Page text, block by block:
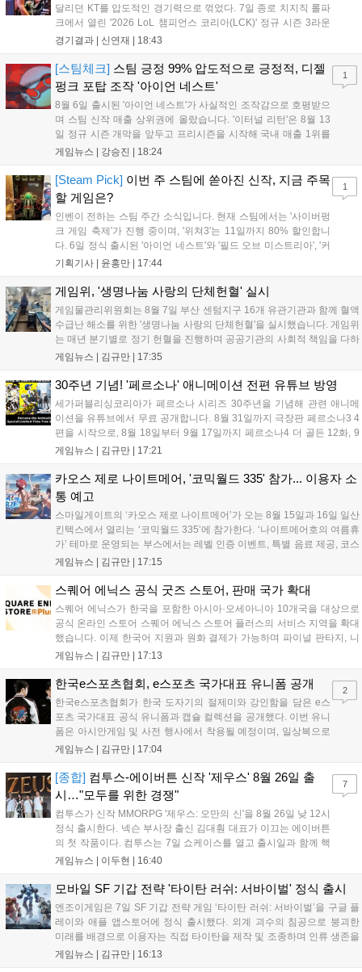
달리던 KT를 압도적인 경기력으로 꺾었다. 7일 종로 치지직 롤파
크에서 열린 '2026 LoL 챔피언스 코리아(LCK)' 정규 시즌 3라운
드 레전드 그룹, kt 롤스터와 젠지 e스포츠의 대결에서 젠지가 압
기억을 되찾기라도 한 듯 1,...
경기결과 | 신연재 | 18:43
[스팀체크] 스팀 긍정 99% 압도적으로 긍정적, 디젤
펑크 포탑 조작 '아이언 네스트'
8월 6일 출시된 '아이언 네스트'가 사실적인 조작감으로 호평받으
며 스팀 신작 매출 상위권에 올랐습니다. '이터널 리턴'은 8월 13
일 정규 시즌 개막을 앞두고 프리시즌을 시작해 국내 매출 1위를
기록했습니다. 25주년을 맞은 '고스트 리콘' 시리즈는 8월 6일 쇼
'마블 투혼: 파이팅 소울즈'와 레트로 수리 시뮬레이션 '리스토
리'도 스팀에 정식 출시되었습니다....
게임뉴스 | 강승진 | 18:24
1
[Steam Pick] 이번 주 스팀에 쏟아진 신작, 지금 주목
할 게임은?
인벤이 전하는 스팀 주간 소식입니다. 현재 스팀에서는 '사이버펑
크 게임 축제'가 진행 중이며, '위쳐3'는 11일까지 80% 할인합니
다. 6일 정식 출시된 '아이언 네스트'와 '필드 오브 미스트리아', '커
세어 코브'가 호평받고 있습니다. 한편, 7일 출시된 '마블 투혼'은
다. 유비소프트의 '고스트리콘: 와일드랜드'는 7년 만의 대규모 업
기획기사 | 윤홍만 | 17:44
1
게임위, '생명나눔 사랑의 단체헌혈' 실시
게임물관리위원회는 8월 7일 부산 센텀지구 16개 유관기관과 함께 혈액
수급난 해소를 위한 '생명나눔 사랑의 단체헌혈'을 실시했습니다. 게임위
는 매년 분기별로 정기 헌혈을 진행하며 공공기관의 사회적 책임을 다하
고 있으며, 이번 행사에는 영화진흥위원회 등 14개 기관 임직원이 동참
따뜻한 실천에 참여한 모든 임직원에게 감사의 뜻을 전하며 헌혈 문화
게임뉴스 | 김규만 | 17:35
30주년 기념! '페르소나' 애니메이션 전편 유튜브 방영
세가퍼블리싱코리아가 페르소나 시리즈 30주년을 기념해 관련 애니메
이션을 유튜브에서 무료 공개합니다. 8월 31일까지 극장판 페르소나3 4
편을 시작으로, 8월 18일부터 9월 17일까지 페르소나4 더 골든 12화, 9
월 15일부터 10월 14일까지 페르소나5 시리즈가 순차 공개됩니다. 또한
영상 및 대형 전광판에 소개될 예정입니다....
게임뉴스 | 김규만 | 17:21
카오스 제로 나이트메어, '코믹월드 335' 참가... 이용자 소
통 예고
스마일게이트의 ‘카오스 제로 나이트메어’가 오는 8월 15일과 16일 일산
킨텍스에서 열리는 ‘코믹월드 335’에 참가한다. ‘나이트메어호의 여름휴
가’ 테마로 운영되는 부스에서는 레벨 인증 이벤트, 특별 음료 제공, 코스
프레 모델 포토존 등 다채로운 행사가 진행된다. 유명 코스어 7인이 캐릭
세한 정보는 공식 커뮤니티에서 확인 가능하다....
게임뉴스 | 김규만 | 17:15
스퀘어 에닉스 공식 굿즈 스토어, 판매 국가 확대
스퀘어 에닉스가 한국을 포함한 아시아·오세아니아 10개국을 대상으로
공식 온라인 스토어 스퀘어 에닉스 스토어 플러스의 서비스 지역을 확대
했습니다. 이제 한국어 지원과 원화 결제가 가능하며 파이널 판타지, 니
어 등 주요 게임의 피규어, 굿즈를 구매할 수 있습니다. 신상품이 순차적
용 가능합니다....
게임뉴스 | 김규만 | 17:13
한국e스포츠협회, e스포츠 국가대표 유니폼 공개
한국e스포츠협회가 한국 도자기의 절제미와 강인함을 담은 e스
포츠 국가대표 공식 유니폼과 캡슐 컬렉션을 공개했다. 이번 유니
폼은 아시안게임 및 사전 행사에서 착용될 예정이며, 일상복으로
구성된 컬렉션은 오는 8월 28일부터 골스튜디오 공식 홈페이지
서는 대회 규정에 따라 별도의 유니폼을 착용할 계획이다....
게임뉴스 | 김규만 | 17:04
2
[종합] 컴투스-에이버튼 신작 '제우스' 8월 26일 출
시…"모두를 위한 경쟁"
컴투스가 신작 MMORPG '제우스: 오만의 신'을 8월 26일 낮 12시
정식 출시한다. 넥슨 부사장 출신 김대훤 대표가 이끄는 에이버튼
의 첫 작품이다. 컴투스는 7일 쇼케이스를 열고 출시일과 함께 핵
심 콘텐츠, 유료화 정책, 운영 방향을 공개했다. 캐릭터명 선점은
의 오만으로 균열이...
게임뉴스 | 이두현 | 16:40
7
모바일 SF 기갑 전략 '타이탄 러쉬: 서바이벌' 정식 출시
엔조이게임은 7일 SF 기갑 전략 게임 ‘타이탄 러쉬: 서바이벌’을 구글 플
레이와 애플 앱스토어에 정식 출시했다. 외계 괴수의 침공으로 붕괴한
미래를 배경으로 이용자는 직접 타이탄을 제작 및 조종하며 인류 생존을
위한 전투를 펼친다. 지휘관 모집, 피난처 운영, 연맹 협동 콘텐츠가 특징
게임뉴스 | 김규만 | 16:13